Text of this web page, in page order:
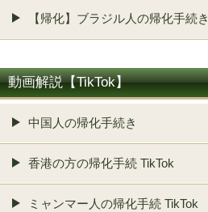
【帰化】ブラジル人の帰化手続き
動画解説【TikTok】
中国人の帰化手続き
香港の方の帰化手続 TikTok
ミャンマー人の帰化手続 TikTok